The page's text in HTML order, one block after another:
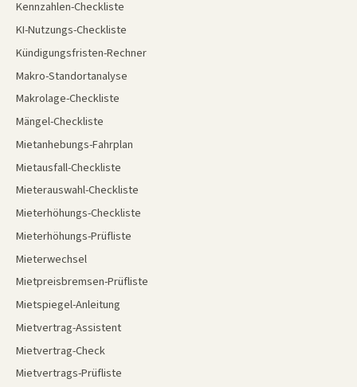
Kennzahlen-Checkliste
KI-Nutzungs-Checkliste
Kündigungsfristen-Rechner
Makro-Standortanalyse
Makrolage-Checkliste
Mängel-Checkliste
Mietanhebungs-Fahrplan
Mietausfall-Checkliste
Mieterauswahl-Checkliste
Mieterhöhungs-Checkliste
Mieterhöhungs-Prüfliste
Mieterwechsel
Mietpreisbremsen-Prüfliste
Mietspiegel-Anleitung
Mietvertrag-Assistent
Mietvertrag-Check
Mietvertrags-Prüfliste